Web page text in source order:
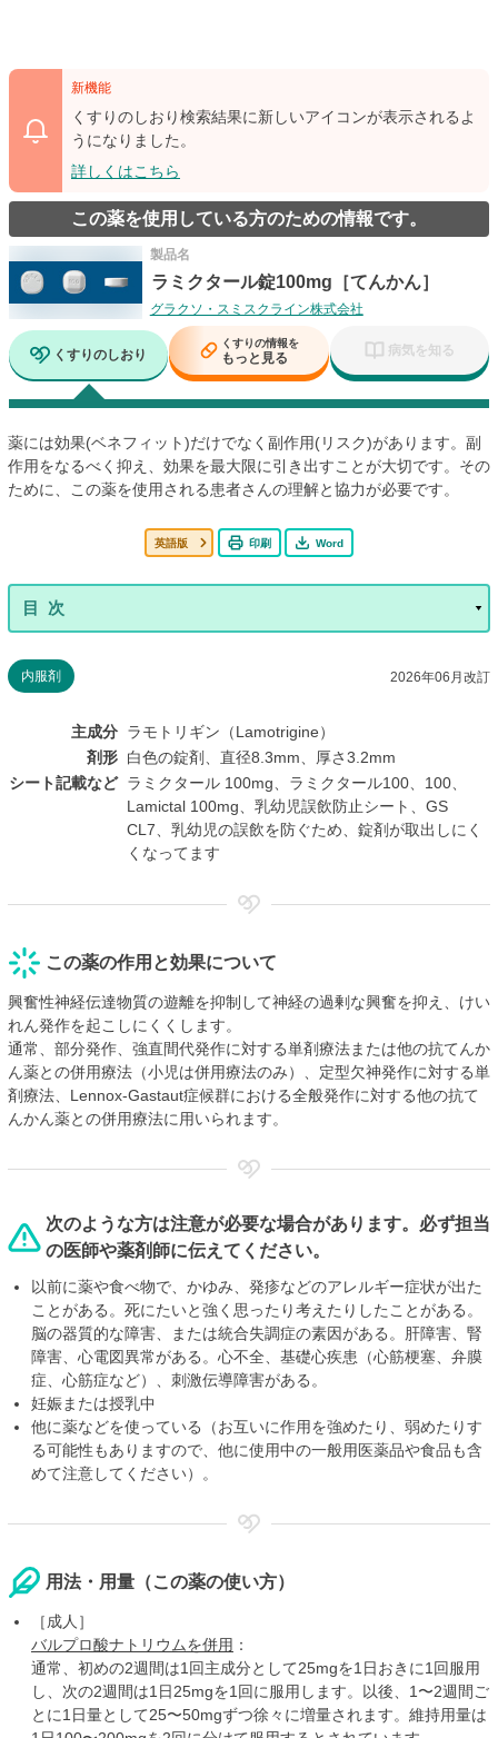
新機能
くすりのしおり検索結果に新しいアイコンが表示されるよ
うになりました。
詳しくはこちら
この薬を使用している方のための情報です。
製品名
ラミクタール錠100mg［てんかん］
グラクソ・スミスクライン株式会社
くすりのしおり
くすりの情報を
もっと見る 病気を知る
薬には効果(ベネフィット)だけでなく副作用(リスク)があります。副
作用をなるべく抑え、効果を最大限に引き出すことが大切です。その
ために、この薬を使用される患者さんの理解と協力が必要です。
英語版 印刷 Word
内服剤 2026年06月改訂
主成分 ラモトリギン（Lamotrigine）
剤形 白色の錠剤、直径8.3mm、厚さ3.2mm
シート記載など ラミクタール 100mg、ラミクタール100、100、
Lamictal 100mg、乳幼児誤飲防止シート、GS
CL7、乳幼児の誤飲を防ぐため、錠剤が取出しにく
くなってます
この薬の作用と効果について
興奮性神経伝達物質の遊離を抑制して神経の過剰な興奮を抑え、けい
れん発作を起こしにくくします。
通常、部分発作、強直間代発作に対する単剤療法または他の抗てんか
ん薬との併用療法（小児は併用療法のみ）、定型欠神発作に対する単
剤療法、Lennox-Gastaut症候群における全般発作に対する他の抗て
んかん薬との併用療法に用いられます。
次のような方は注意が必要な場合があります。必ず担当
の医師や薬剤師に伝えてください。
以前に薬や食べ物で、かゆみ、発疹などのアレルギー症状が出た
ことがある。死にたいと強く思ったり考えたりしたことがある。
脳の器質的な障害、または統合失調症の素因がある。肝障害、腎
障害、心電図異常がある。心不全、基礎心疾患（心筋梗塞、弁膜
症、心筋症など）、刺激伝導障害がある。
妊娠または授乳中
他に薬などを使っている（お互いに作用を強めたり、弱めたりす
る可能性もありますので、他に使用中の一般用医薬品や食品も含
めて注意してください）。
用法・用量（この薬の使い方）
［成人］
バルプロ酸ナトリウムを併用 ：
通常、初めの2週間は1回主成分として25mgを1日おきに1回服用
し、次の2週間は1日25mgを1回に服用します。以後、1〜2週間ご
とに1日量として25〜50mgずつ徐々に増量されます。維持用量は